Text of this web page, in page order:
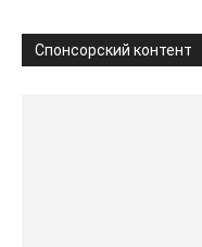
Спонсорский контент